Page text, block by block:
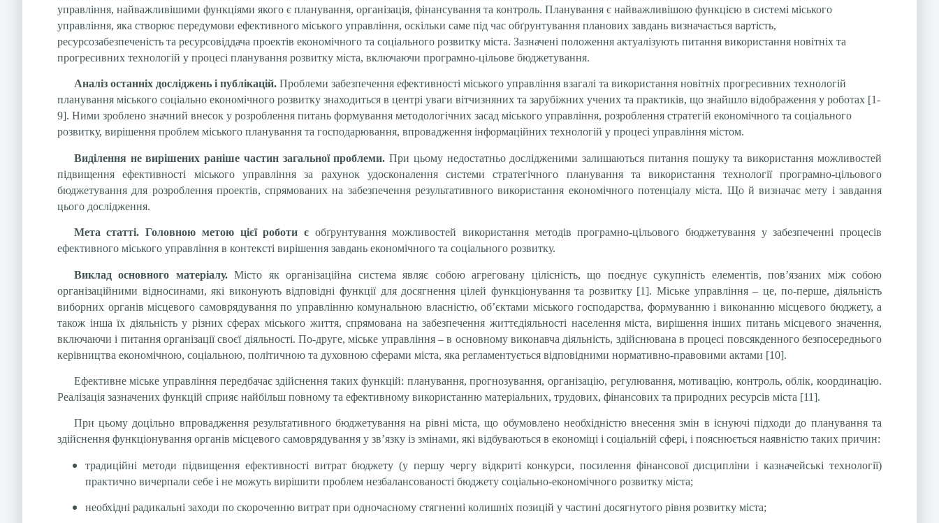
управління, найважливішими функціями якого є планування, організація, фінансування та контроль. Планування є найважливішою функцією в системі міського
управління, яка створює передумови ефективного міського управління, оскільки саме під час обґрунтування планових завдань визначається вартість,
ресурсозабезпеченість та ресурсовіддача проектів економічного та соціального розвитку міста. Зазначені положення актуалізують питання використання новітніх та
прогресивних технологій у процесі планування розвитку міста, включаючи програмно-цільове бюджетування.
Аналіз останніх досліджень і публікацій.Проблеми забезпечення ефективності міського управління взагалі та використання новітніх прогресивних технологій
планування міського соціально економічного розвитку знаходиться в центрі уваги вітчизняних та зарубіжних учених та практиків, що знайшло відображення у роботах [1-
9]. Ними зроблено значний внесок у розроблення питань формування методологічних засад міського управління, розроблення стратегій економічного та соціального
розвитку, вирішення проблем міського планування та господарювання, впровадження інформаційних технологій у процесі управління містом.
Виділення не вирішених раніше частин загальної проблеми. При цьому недостатньо дослідженими залишаються питання пошуку та використання можливостей
підвищення ефективності міського управління за рахунок удосконалення системи стратегічного планування та використання технології програмно-цільового
бюджетування для розроблення проектів, спрямованих на забезпечення результативного використання економічного потенціалу міста. Що й визначає мету і завдання
цього дослідження.
Мета статті. Головною метою цієї роботи є обґрунтування можливостей використання методів програмно-цільового бюджетування у забезпеченні процесів
ефективного міського управління в контексті вирішення завдань економічного та соціального розвитку.
Виклад основного матеріалу. Місто як організаційна система являє собою агреговану цілісність, що поєднує сукупність елементів, пов’язаних між собою
організаційними відносинами, які виконують відповідні функції для досягнення цілей функціонування та розвитку [1]. Міське управління – це, по-перше, діяльність
виборних органів місцевого самоврядування по управлінню комунальною власністю, об’єктами міського господарства, формуванню і виконанню місцевого бюджету, а
також інша їх діяльність у різних сферах міського життя, спрямована на забезпечення життєдіяльності населення міста, вирішення інших питань місцевого значення,
включаючи і питання організації своєї діяльності. По-друге, міське управління – в основному виконавча діяльність, здійснювана в процесі повсякденного безпосереднього
керівництва економічною, соціальною, політичною та духовною сферами міста, яка регламентується відповідними нормативно-правовими актами [10].
Ефективне міське управління передбачає здійснення таких функцій: планування, прогнозування, організацію, регулювання, мотивацію, контроль, облік, координацію.
Реалізація зазначених функцій сприяє найбільш повному та ефективному використанню матеріальних, трудових, фінансових та природних ресурсів міста [11].
При цьому доцільно впровадження результативного бюджетування на рівні міста, що обумовлено необхідністю внесення змін в існуючі підходи до планування та
здійснення функціонування органів місцевого самоврядування у зв’язку із змінами, які відбуваються в економіці і соціальній сфері, і пояснюється наявністю таких причин:
традиційні методи підвищення ефективності витрат бюджету (у першу чергу відкриті конкурси, посилення фінансової дисципліни і казначейські технології)
практично вичерпали себе і не можуть вирішити проблем незбалансованості бюджету соціально-економічного розвитку міста;
необхідні радикальні заходи по скороченню витрат при одночасному стягненні колишніх позицій у частині досягнутого рівня розвитку міста;